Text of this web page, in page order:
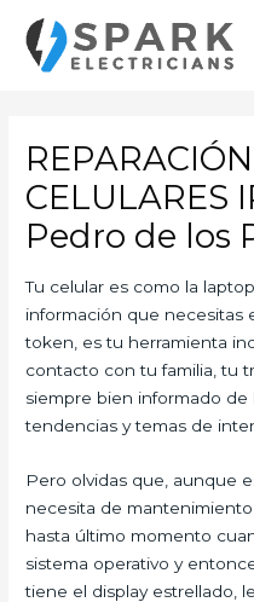
contenido
CELULARES
Pedro de los
Tu celular es como la
información que necesitas
token, es tu herramienta
contacto con tu familia, tu
siempre bien informado de
tendencias y temas de
Pero olvidas que, aunque
necesita de
hasta último momento
sistema operativo y
tiene el display estrellado,